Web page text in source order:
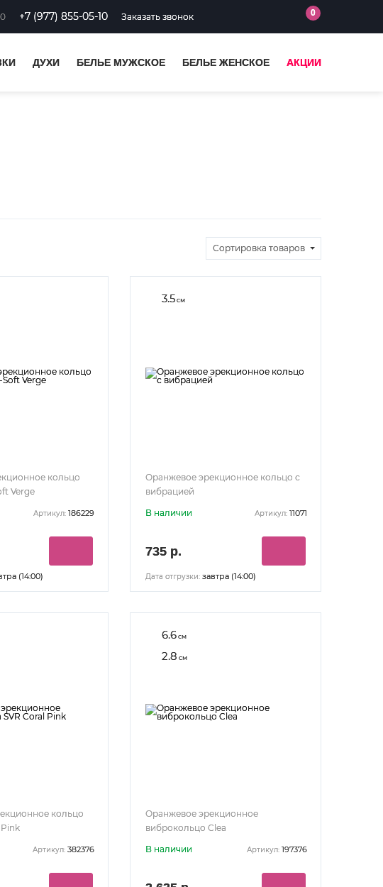
+7 (977) 855-05-10 Заказать звонок 0
ДУХИ БЕЛЬЕ МУЖСКОЕ БЕЛЬЕ ЖЕНСКОЕ АКЦИИ
Сортировка товаров
кольцо
Verge
Артикул: 186229
(14:00)
3.5см
Оранжевое эрекционное кольцо с
вибрацией
В наличии
Артикул: 11071
735 р.
Дата отгрузки: завтра (14:00)
кольцо
Pink
Артикул: 382376
6.6см
2.8 см
Оранжевое эрекционное
виброкольцо Clea
В наличии
Артикул: 197376